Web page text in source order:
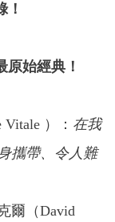
！
始經典！
）： 在我
攜帶、令人難
爾（David